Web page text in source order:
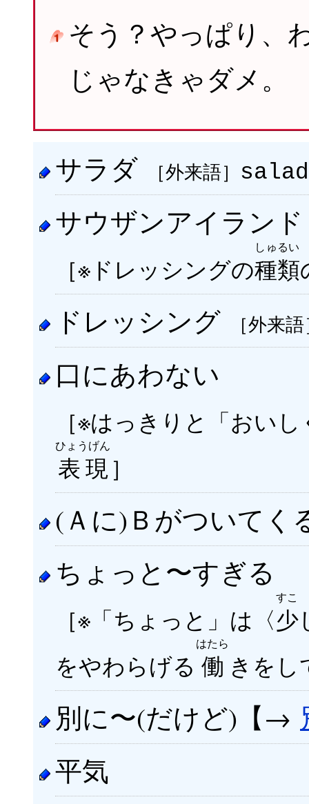
そう？やっぱり、
じゃなきゃダメ。
サラダ ［外来語］ salad
サウザンアイラン
［※ドレッシングの種類
しゅるい
ドレッシング ［外来
口にあわない
［※はっきりと「おい
表現
ひょうげん
］
(Ａに)Ｂがついてく
ちょっと〜すぎる
［※「ちょっと」は〈少
すこ
をやわらげる 働
はたら
きをし
別に〜(だけど)【→
平気